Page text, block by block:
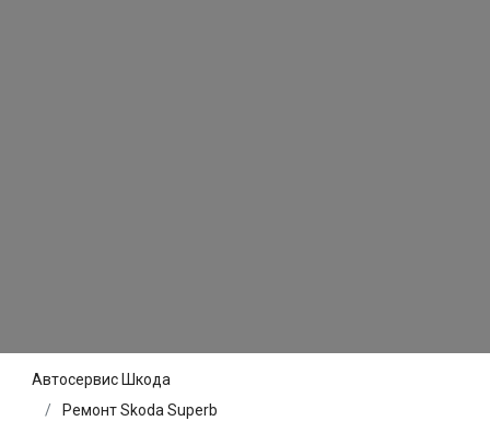
Автосервис Шкода
Ремонт Skoda Superb